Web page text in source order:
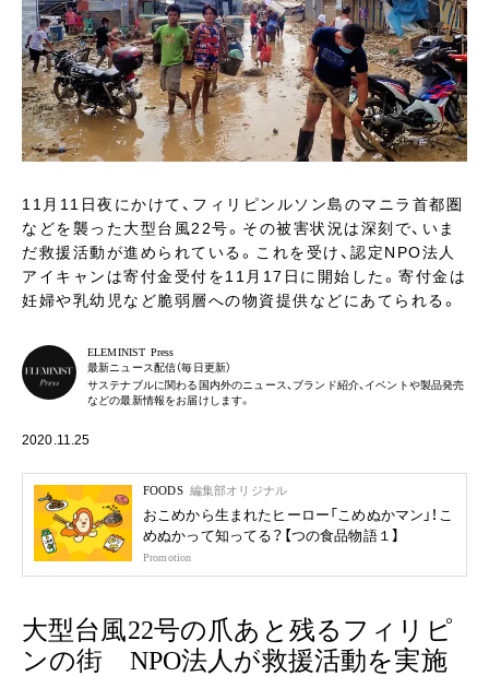
11月11日夜にかけて、フィリピンルソン島のマニラ首都圏
などを襲った大型台風22号。その被害状況は深刻で、いま
だ救援活動が進められている。これを受け、認定NPO法人
アイキャンは寄付金受付を11月17日に開始した。寄付金は
妊婦や乳幼児など脆弱層への物資提供などにあてられる。
ELEMINIST Press
最新ニュース配信（毎日更新）
サステナブルに関わる国内外のニュース、ブランド紹介、イベントや製品発売
などの最新情報をお届けします。
2020.11.25
FOODS 編集部オリジナル
おこめから生まれたヒーロー「こめぬかマン」！こ
めぬかって知ってる？【つの食品物語１】
Promotion
大型台風22号の爪あと残るフィリピ
ンの街 NPO法人が救援活動を実施